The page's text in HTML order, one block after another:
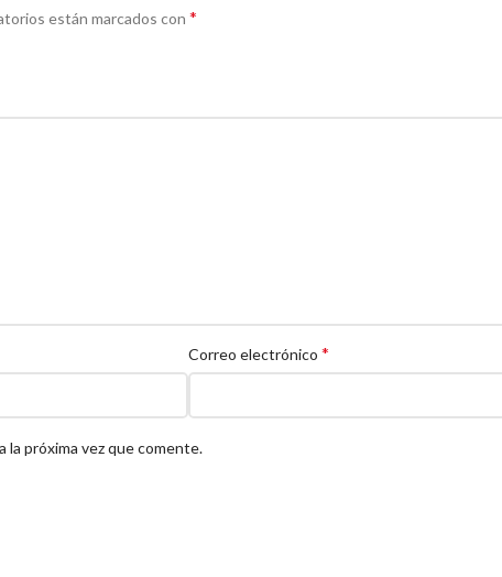
están marcados con *
Correo electrónico *
la próxima vez que comente.